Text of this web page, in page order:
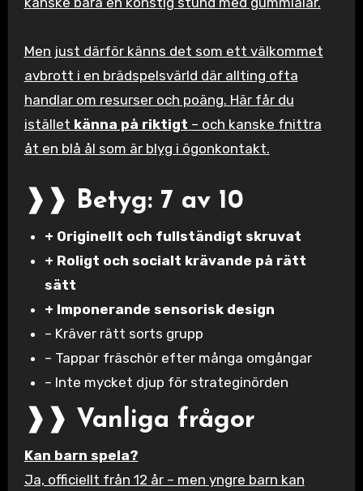
Men just därför känns det som ett välkommet
avbrott i en brädspelsvärld där allting ofta
handlar om resurser och poäng. Här får du
istället känna på riktigt – och kanske fnittra
åt en blå ål som är blyg i ögonkontakt.
❱❱ Betyg: 7 av 10
+ Originellt och fullständigt skruvat
+ Roligt och socialt krävande på rätt
sätt
+ Imponerande sensorisk design
– Kräver rätt sorts grupp
– Tappar fräschör efter många omgångar
– Inte mycket djup för strateginörden
❱❱ Vanliga frågor
Kan barn spela?
Ja, officiellt från 12 år – men yngre barn kan